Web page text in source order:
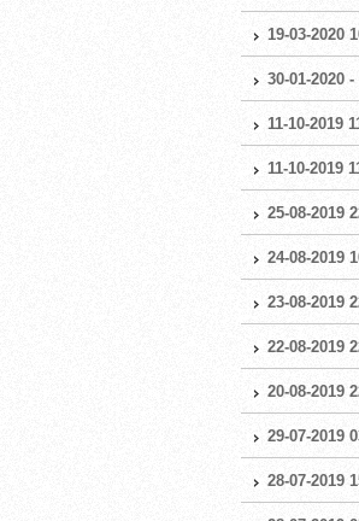
19-03-2020
30-01-2020
11-10-2019
11-10-2019
25-08-2019
24-08-2019
23-08-2019
22-08-2019
20-08-2019
29-07-2019
28-07-2019